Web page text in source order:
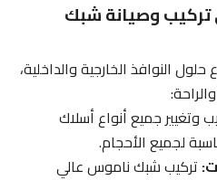
تركيب وصيانة شبك
النوافذ الخارجية والداخلية،
وتغيير جميع أنواع أسلاك
لجميع الأحجام.
تركيب شبك ناموس عالي